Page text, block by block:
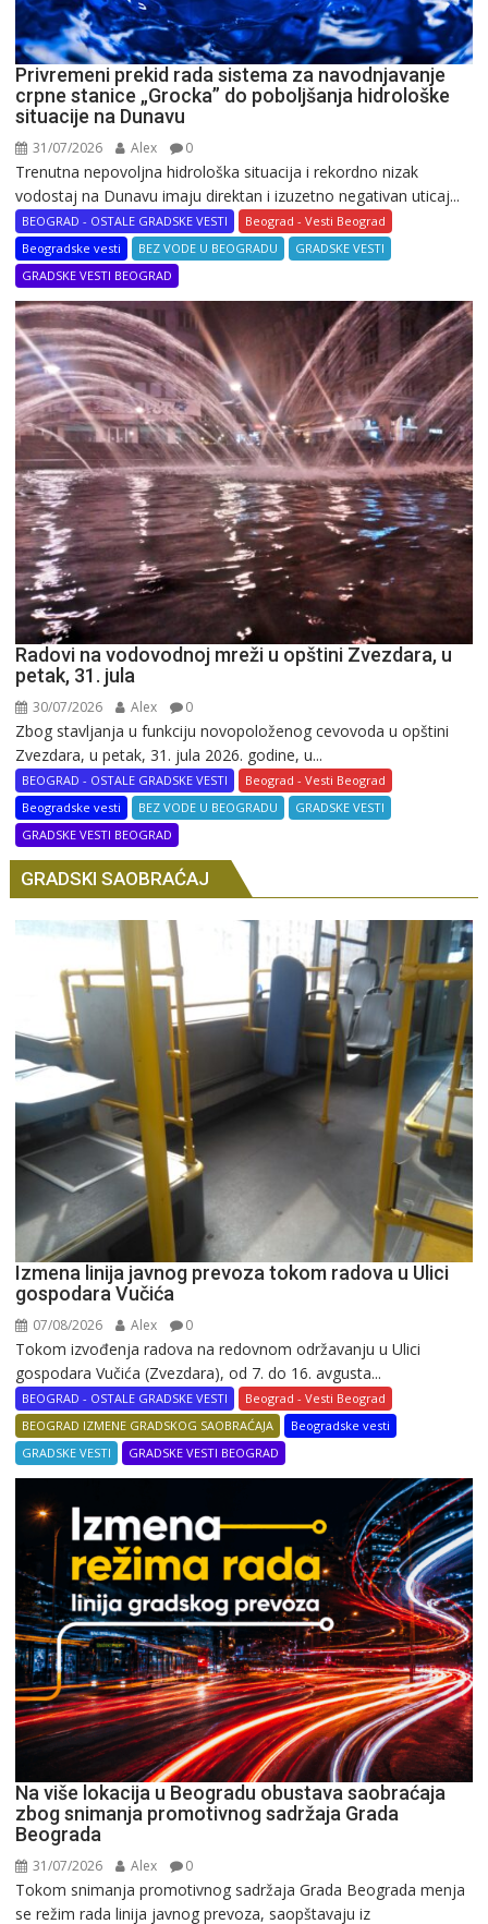
Privremeni prekid rada sistema za navodnjavanje
crpne stanice „Grocka” do poboljšanja hidrološke
situacije na Dunavu
31/07/2026 Alex 0
Trenutna nepovoljna hidrološka situacija i rekordno nizak
vodostaj na Dunavu imaju direktan i izuzetno negativan uticaj...
BEOGRAD - OSTALE GRADSKE VESTI
Beograd - Vesti Beograd
Beogradske vesti
BEZ VODE U BEOGRADU
GRADSKE VESTI
GRADSKE VESTI BEOGRAD
Radovi na vodovodnoj mreži u opštini Zvezdara, u
petak, 31. jula
30/07/2026 Alex 0
Zbog stavljanja u funkciju novopoloženog cevovoda u opštini
Zvezdara, u petak, 31. jula 2026. godine, u...
BEOGRAD - OSTALE GRADSKE VESTI
Beograd - Vesti Beograd
Beogradske vesti
BEZ VODE U BEOGRADU
GRADSKE VESTI
GRADSKE VESTI BEOGRAD
GRADSKI SAOBRAĆAJ
Izmena linija javnog prevoza tokom radova u Ulici
gospodara Vučića
07/08/2026 Alex 0
Tokom izvođenja radova na redovnom održavanju u Ulici
gospodara Vučića (Zvezdara), od 7. do 16. avgusta...
BEOGRAD - OSTALE GRADSKE VESTI
Beograd - Vesti Beograd
BEOGRAD IZMENE GRADSKOG SAOBRAĆAJA
Beogradske vesti
GRADSKE VESTI
GRADSKE VESTI BEOGRAD
Na više lokacija u Beogradu obustava saobraćaja
zbog snimanja promotivnog sadržaja Grada
Beograda
31/07/2026 Alex 0
Tokom snimanja promotivnog sadržaja Grada Beograda menja
se režim rada linija javnog prevoza, saopštavaju iz